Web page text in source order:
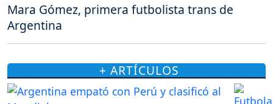
Mara Gómez, primera futbolista trans de
Argentina
+ ARTÍCULOS